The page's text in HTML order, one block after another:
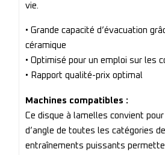
vie.
• Grande capacité d’évacuation
céramique
• Optimisé pour un emploi sur les
• Rapport qualité-prix optimal
Machines compatibles :
Ce disque à lamelles convient
d’angle de toutes les catégories
entraînements puissants